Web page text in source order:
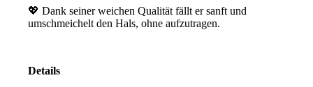
💖 Dank seiner weichen Qualität fällt er sanft und
umschmeichelt den Hals, ohne aufzutragen.
Details